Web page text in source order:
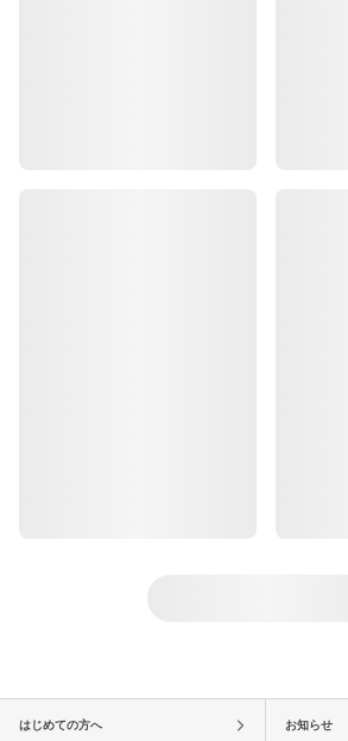
はじめての方へ お知らせ